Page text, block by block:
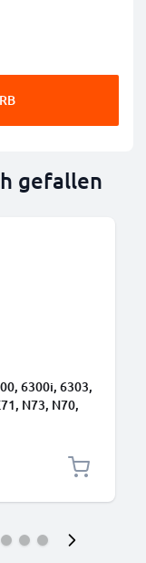
gefallen
6300i, 6303,
N73, N70,